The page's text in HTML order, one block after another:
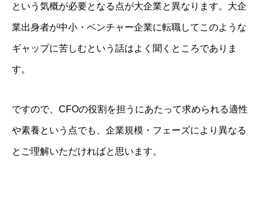
という気概が必要となる点が大企業と異なります。大企
業出身者が中小・ベンチャー企業に転職してこのような
ギャップに苦しむという話はよく聞くところでありま
す。
ですので、CFOの役割を担うにあたって求められる適性
や素養という点でも、企業規模・フェーズにより異なる
とご理解いただければと思います。